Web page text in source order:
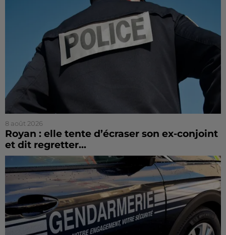
8 août 2026
Royan : elle tente d’écraser son ex-conjoint
et dit regretter...